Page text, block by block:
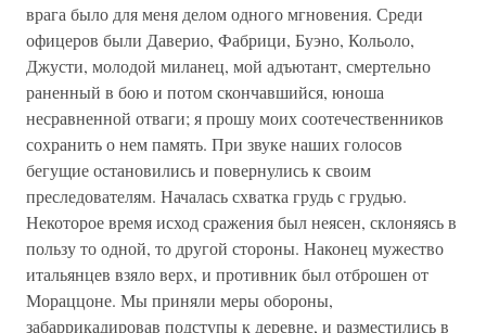
врага было для меня делом одного мгновения. Среди
офицеров были Даверио, Фабрици, Буэно, Кольоло,
Джусти, молодой миланец, мой адъютант, смертельно
раненный в бою и потом скончавшийся, юноша
несравненной отваги; я прошу моих соотечественников
сохранить о нем память. При звуке наших голосов
бегущие остановились и повернулись к своим
преследователям. Началась схватка грудь с грудью.
Некоторое время исход сражения был неясен, склоняясь в
пользу то одной, то другой стороны. Наконец мужество
итальянцев взяло верх, и противник был отброшен от
Мораццоне. Мы приняли меры обороны,
забаррикадировав подступы к деревне, и разместились в